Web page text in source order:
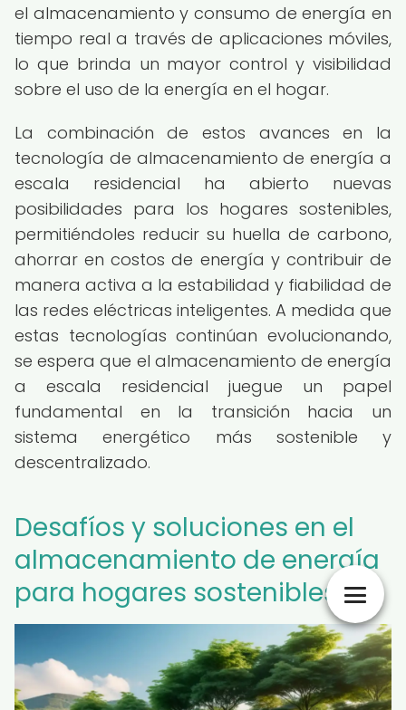
el almacenamiento y consumo de energía en
tiempo real a través de aplicaciones móviles,
lo que brinda un mayor control y visibilidad
sobre el uso de la energía en el hogar.
La combinación de estos avances en la
tecnología de almacenamiento de energía a
escala residencial ha abierto nuevas
posibilidades para los hogares sostenibles,
permitiéndoles reducir su huella de carbono,
ahorrar en costos de energía y contribuir de
manera activa a la estabilidad y fiabilidad de
las redes eléctricas inteligentes. A medida que
estas tecnologías continúan evolucionando,
se espera que el almacenamiento de energía
a escala residencial juegue un papel
fundamental en la transición hacia un
sistema energético más sostenible y
descentralizado.
Desafíos y soluciones en el
almacenamiento de energía
para hogares sostenibles